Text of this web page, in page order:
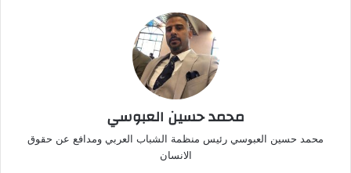
محمد حسين العبوسي
محمد حسين العبوسي رئيس منظمة الشباب العربي ومدافع عن حقوق
الانسان